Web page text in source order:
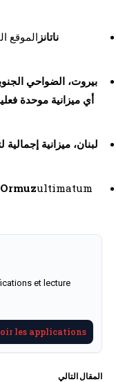
ناتانز الموقع
بيروت، الضواحي
أي ميزانية موحدة
لبنان، ميزانية
Ormuz
et lecture
les applications
المقال التالي